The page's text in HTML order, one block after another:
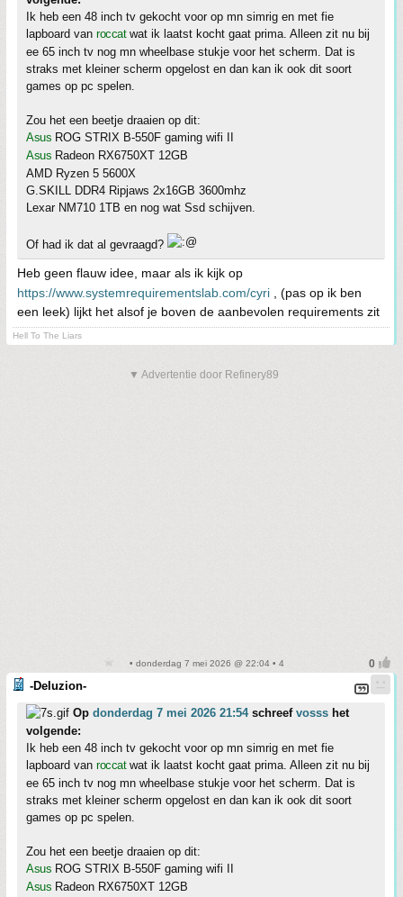
Ik heb een 48 inch tv gekocht voor op mn simrig en met fie
lapboard van roccatwat ik laatst kocht gaat prima. Alleen zit nu bij
ee 65 inch tv nog mn wheelbase stukje voor het scherm. Dat is
straks met kleiner scherm opgelost en dan kan ik ook dit soort
games op pc spelen.
Zou het een beetje draaien op dit:
Asus ROG STRIX B-550F gaming wifi II
Asus Radeon RX6750XT 12GB
AMD Ryzen 5 5600X
G.SKILL DDR4 Ripjaws 2x16GB 3600mhz
Lexar NM710 1TB en nog wat Ssd schijven.
Of had ik dat al gevraagd?
Heb geen flauw idee, maar als ik kijk op
https://www.systemrequirementslab.com/cyri , (pas op ik ben
een leek) lijkt het alsof je boven de aanbevolen requirements zit
Hell To The Liars
▼ Advertentie door Refinery89
• donderdag 7 mei 2026 @ 22:04 • 4
-Deluzion-
Op donderdag 7 mei 2026 21:54schreef vosss het
volgende:
Ik heb een 48 inch tv gekocht voor op mn simrig en met fie
lapboard van roccatwat ik laatst kocht gaat prima. Alleen zit nu bij
ee 65 inch tv nog mn wheelbase stukje voor het scherm. Dat is
straks met kleiner scherm opgelost en dan kan ik ook dit soort
games op pc spelen.
Zou het een beetje draaien op dit:
Asus ROG STRIX B-550F gaming wifi II
Asus Radeon RX6750XT 12GB